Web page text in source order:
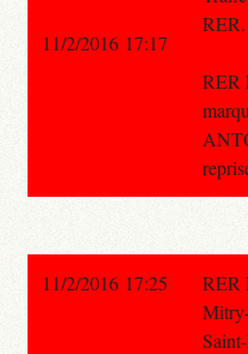
RER.
RER
11/2/2016 17:17
11/2/2016 17:25
RER